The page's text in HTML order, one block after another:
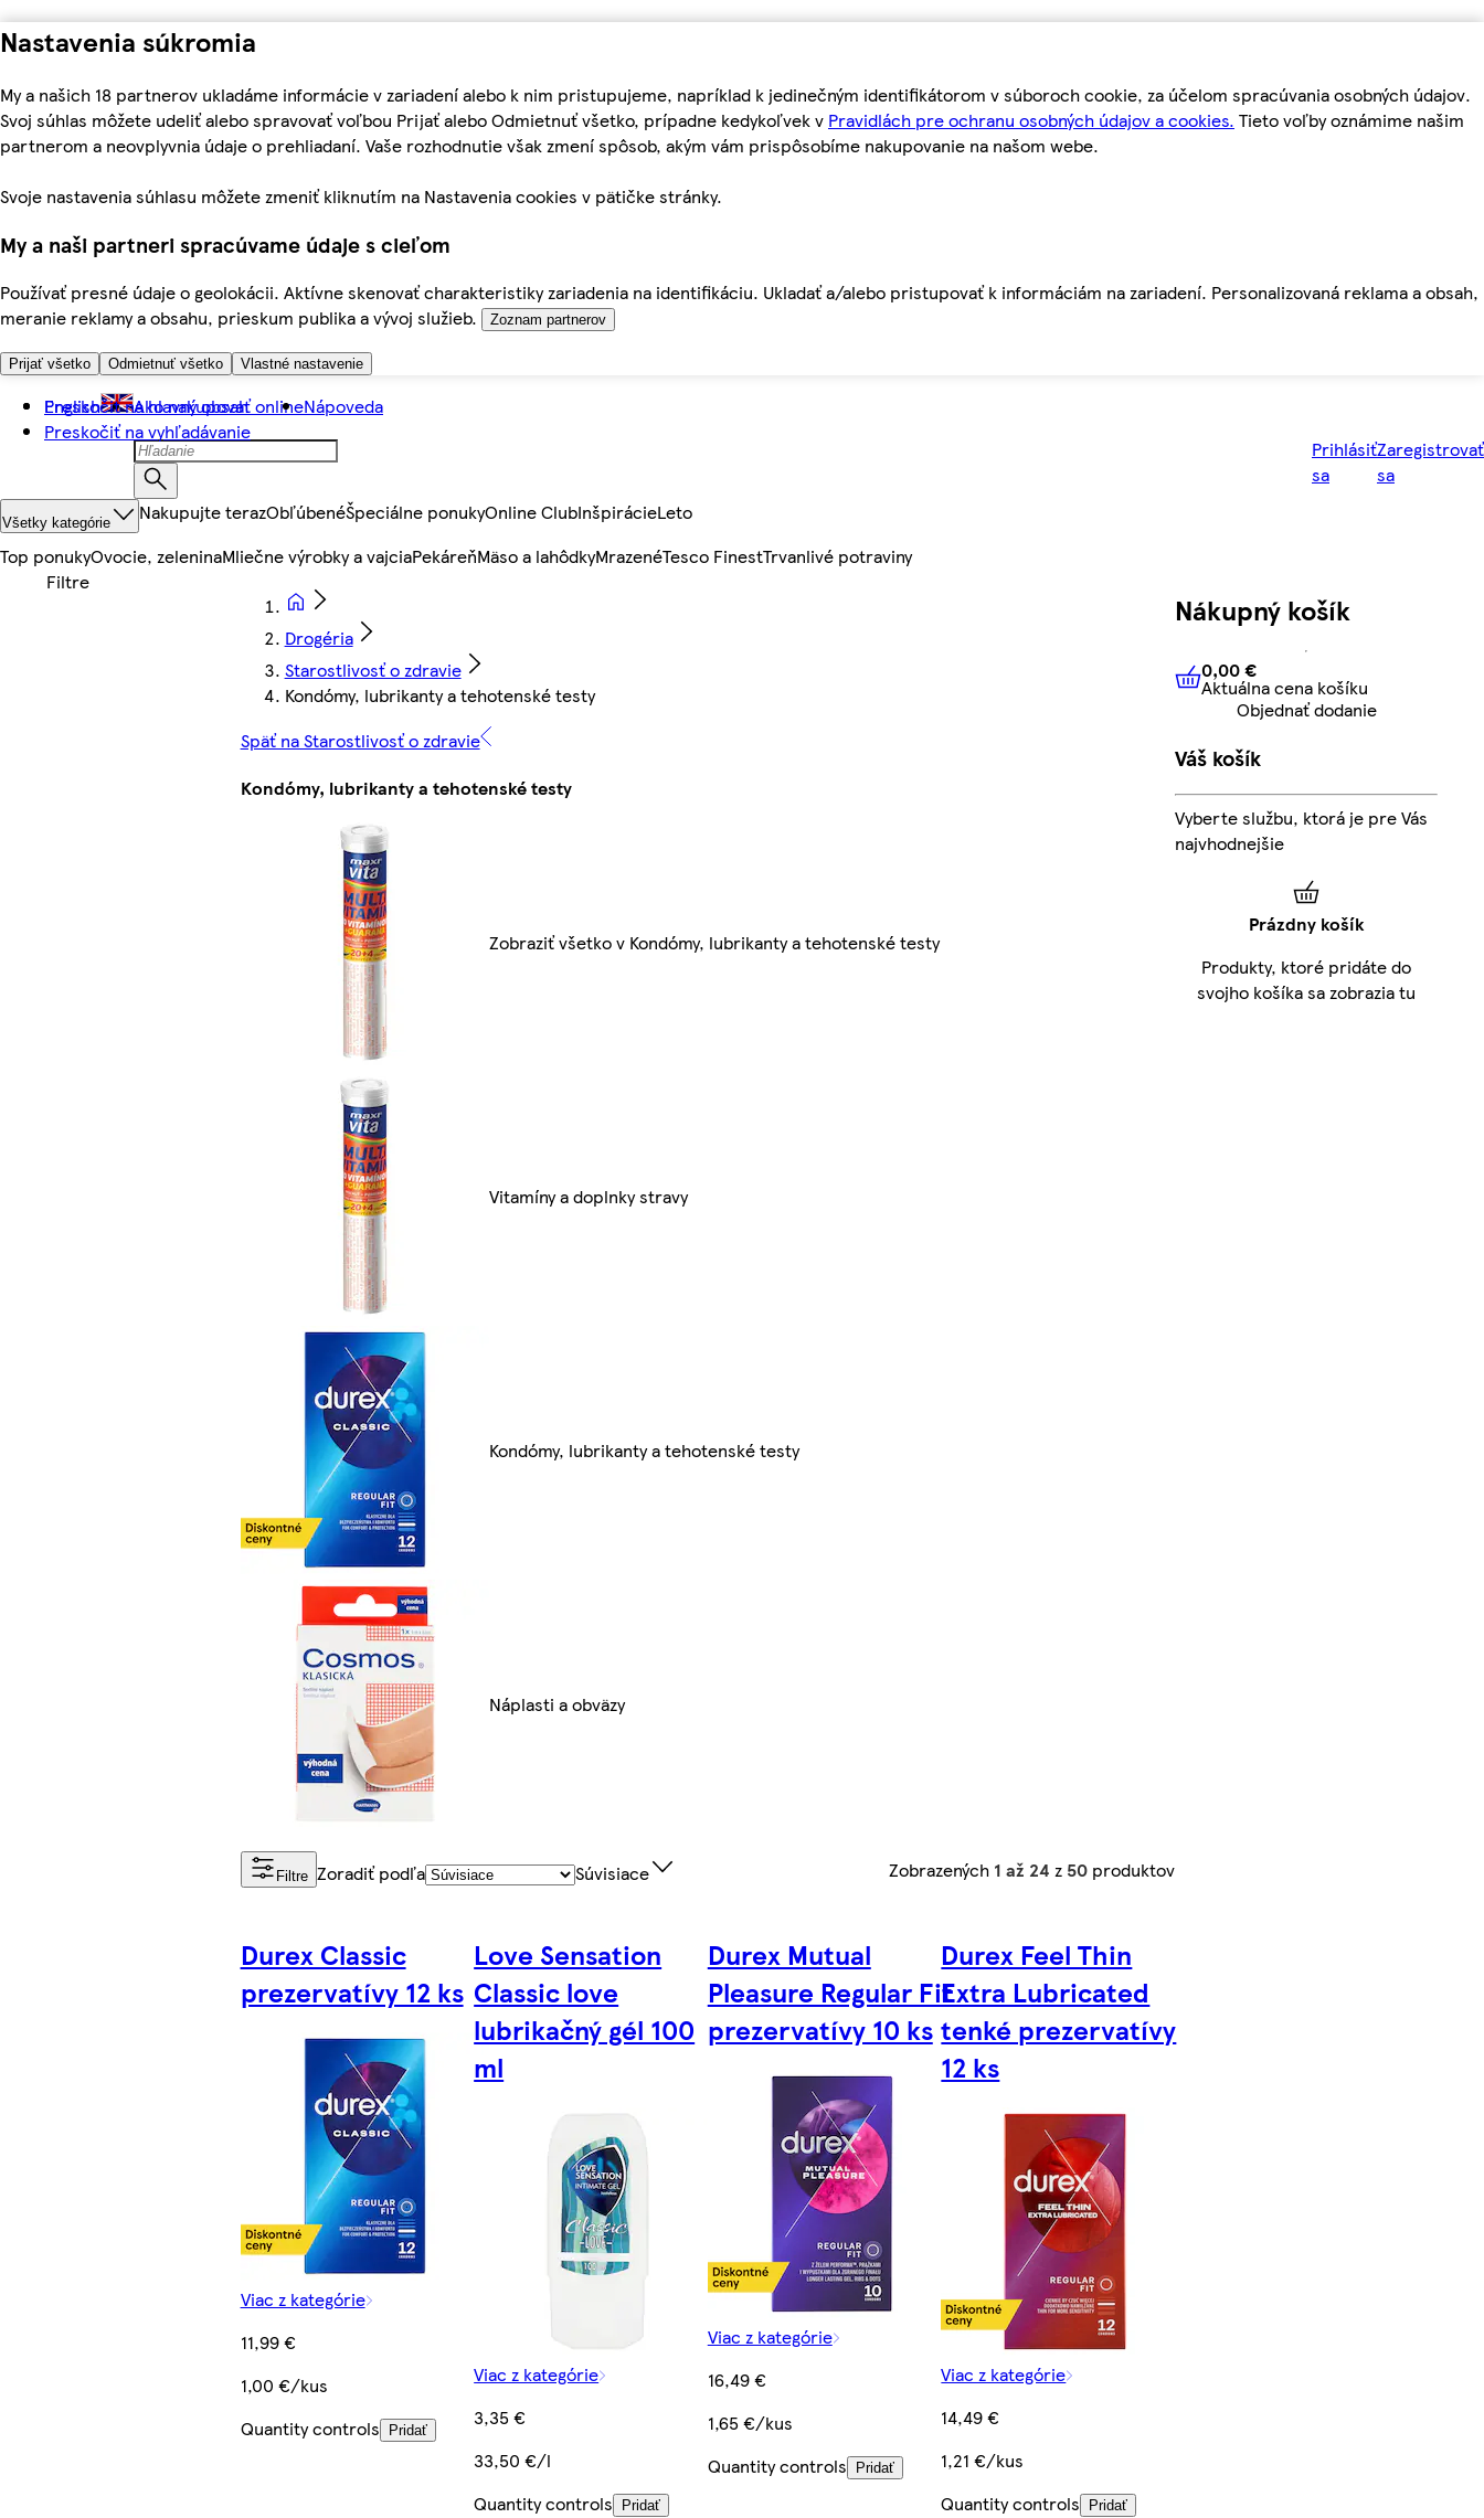
Nastavenia súkromia
My a našich 18 partnerov ukladáme informácie v zariadení alebo k nim pristupujeme, napríklad k jedinečným identifikátorom v súboroch cookie, za účelom spracúvania osobných údajov.
Svoj súhlas môžete udeliť alebo spravovať voľbou Prijať alebo Odmietnuť všetko, prípadne kedykoľvek v Pravidlách pre ochranu osobných údajov a cookies. Tieto voľby oznámime našim
partnerom a neovplyvnia údaje o prehliadaní. Vaše rozhodnutie však zmení spôsob, akým vám prispôsobíme nakupovanie na našom webe.
Svoje nastavenia súhlasu môžete zmeniť kliknutím na Nastavenia cookies v pätičke stránky.
My a naši partneri spracúvame údaje s cieľom
Používať presné údaje o geolokácii. Aktívne skenovať charakteristiky zariadenia na identifikáciu. Ukladať a/alebo pristupovať k informáciám na zariadení. Personalizovaná reklama a obsah,
meranie reklamy a obsahu, prieskum publika a vývoj služieb.
Zoznam partnerov
Prijať všetko Odmietnuť všetko Vlastné nastavenie
Preskočiť na hlavný obsah
Preskočiť na vyhľadávanie
English Ako nakupovať onlineNápoveda
Prihlásiť
sa
Zaregistrovať
sa
Všetky kategórie Nakupujte terazObľúbenéŠpeciálne ponukyOnline ClubInšpirácieLeto
Top ponukyOvocie, zeleninaMliečne výrobky a vajciaPekáreňMäso a lahôdkyMrazenéTesco FinestTrvanlivé potraviny
Drogéria
Starostlivosť o zdravie
Kondómy, lubrikanty a tehotenské testy
Späť na Starostlivosť o zdravie
Kondómy, lubrikanty a tehotenské testy
Zobraziť všetko v Kondómy, lubrikanty a tehotenské testy
Vitamíny a doplnky stravy
Kondómy, lubrikanty a tehotenské testy
Náplasti a obväzy
Filtre Zoradiť podľa Súvisiace Zobrazených 1 až 24 z 50 produktov
Durex Classic
prezervatívy 12 ks
Viac z kategórie
11,99 €
1,00 €/kus
Quantity controls
Pridať
Love Sensation
Classic love
lubrikačný gél 100
ml
Viac z kategórie
3,35 €
33,50 €/l
Quantity controls
Pridať
Durex Mutual
Pleasure Regular Fit
prezervatívy 10 ks
Viac z kategórie
16,49 €
1,65 €/kus
Quantity controls
Pridať
Durex Feel Thin
Extra Lubricated
tenké prezervatívy
12 ks
Viac z kategórie
14,49 €
1,21 €/kus
Quantity controls
Pridať
Nákupný košík
0,00 € Aktuálna cena košíku
0,00 €
Aktuálna cena košíku
Objednať dodanie
Váš košík
Vyberte službu, ktorá je pre Vás
najvhodnejšie
Prázdny košík
Produkty, ktoré pridáte do
svojho košíka sa zobrazia tu